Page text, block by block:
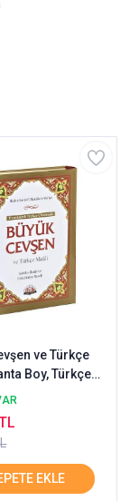
ve Türkçe
Boy, Türkçe
SAĞLAM YAYIN